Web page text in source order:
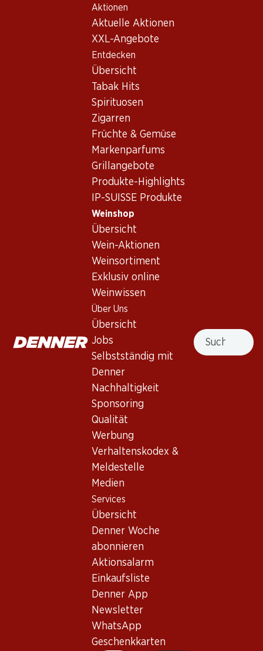
Aktionen
Aktuelle Aktionen
XXL-Angebote
Entdecken
Übersicht
Tabak Hits
Spirituosen
Zigarren
Früchte & Gemüse
Markenparfums
Grillangebote
Produkte-Highlights
IP-SUISSE Produkte
Weinshop
Übersicht
Wein-Aktionen
Weinsortiment
Exklusiv online
Weinwissen
Über Uns
Übersicht
Jobs
Selbstständig mit
Denner
Nachhaltigkeit
Sponsoring
Qualität
Werbung
Verhaltenskodex &
Meldestelle
Medien
Services
Übersicht
Denner Woche
abonnieren
Aktionsalarm
Einkaufsliste
Denner App
Newsletter
WhatsApp
Geschenkkarten
Suche
Wein/Champagner
Tessin Sole Merlot del Ticino DOC
Vorderseite
Sole Merlot del Ticino DOC
Tessin, 2024
Rubinrot. Feine Aromen von Waldbeeren. Voll im Gaumen,
mit weichen, runden Tanninen und lang anhaltendem Abgang.
Wissenswertes